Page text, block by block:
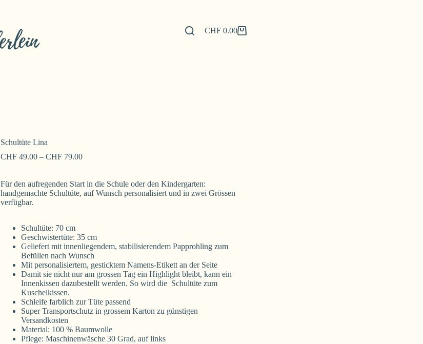
Shopping
CHF 0.00
Schultüte Lina
CHF 49.00 – CHF 79.00
Für den aufregenden Start in die Schule oder den Kindergarten:
handgemachte Schultüte, auf Wunsch personalisiert und in zwei Grössen
verfügbar.
Schultüte: 70 cm
Geschwistertüte: 35 cm
Geliefert mit innenliegendem, stabilisierendem Papprohling zum
Befüllen nach Wunsch
Mit personalisiertem, gesticktem Namens-Etikett an der Seite
Damit sie nicht nur am grossen Tag ein Highlight bleibt, kann ein
Innenkissen dazubestellt werden. So wird die Schultüte zum
Kuschelkissen.
Schleife farblich zur Tüte passend
Super Transportschutz in grossem Karton zu günstigen
Versandkosten
Material: 100 % Baumwolle
Pflege: Maschinenwäsche 30 Grad, auf links